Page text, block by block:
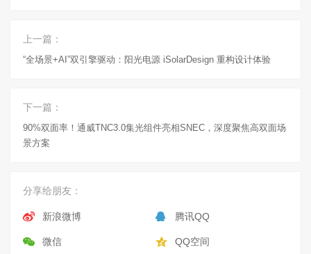
上一篇：
“全场景+AI”双引擎驱动：阳光电源 iSolarDesign 重构设计体验
下一篇：
90%双面率！通威TNC3.0集光组件亮相SNEC，深度聚焦高双面场
景方案
分享给朋友：
新浪微博 腾讯QQ
微信 QQ空间